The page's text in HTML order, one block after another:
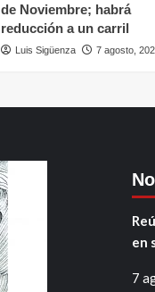
de Noviembre; habrá
reducción a un carril
Luis Sigüenza 7 agosto,
en
7